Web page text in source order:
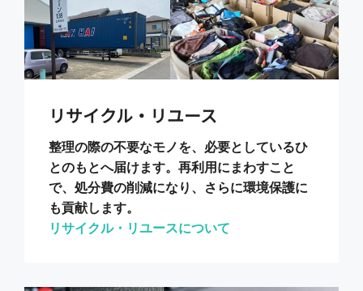
リサイクル・リユース
整理の際の不要なモノを、必要としているひ
とのもとへ届けます。再利用にまわすこと
で、処分費の削減になり、さらに環境保護に
も貢献します。
リサイクル・リユースについて